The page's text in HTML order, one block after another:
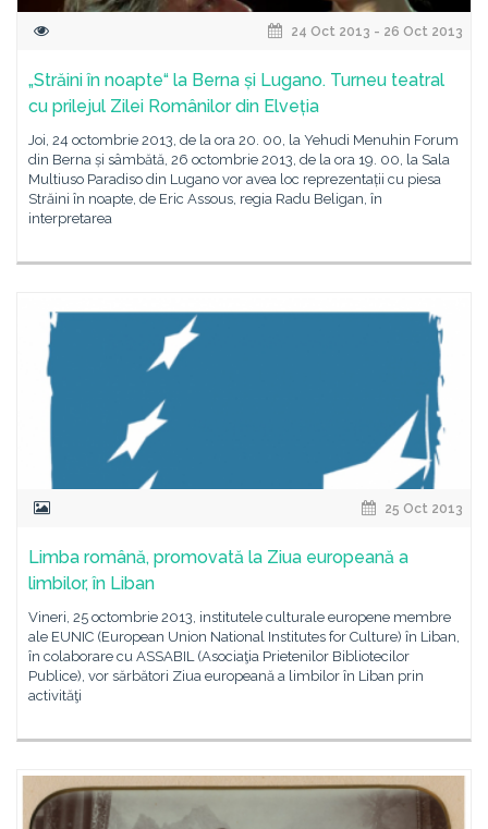
24 Oct 2013 - 26 Oct 2013
„Străini în noapte“ la Berna și Lugano. Turneu teatral
cu prilejul Zilei Românilor din Elveția
Joi, 24 octombrie 2013, de la ora 20. 00, la Yehudi Menuhin Forum
din Berna și sâmbătă, 26 octombrie 2013, de la ora 19. 00, la Sala
Multiuso Paradiso din Lugano vor avea loc reprezentații cu piesa
Străini în noapte, de Eric Assous, regia Radu Beligan, în
interpretarea
25 Oct 2013
Limba română, promovată la Ziua europeană a
limbilor, în Liban
Vineri, 25 octombrie 2013, institutele culturale europene membre
ale EUNIC (European Union National Institutes for Culture) în Liban,
în colaborare cu ASSABIL (Asociaţia Prietenilor Bibliotecilor
Publice), vor sărbători Ziua europeană a limbilor în Liban prin
activităţi